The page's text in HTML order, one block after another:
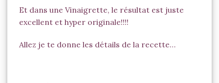
Et dans une Vinaigrette, le résultat est juste
excellent et hyper originale!!!!
Allez je te donne les détails de la recette…